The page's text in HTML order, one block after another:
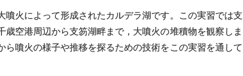
噴火によって形成されたカルデラ湖です。この実習では支
歳空港周辺から支笏湖畔まで，大噴火の堆積物を観察しま
ら噴火の様子や推移を探るための技術をこの実習を通して